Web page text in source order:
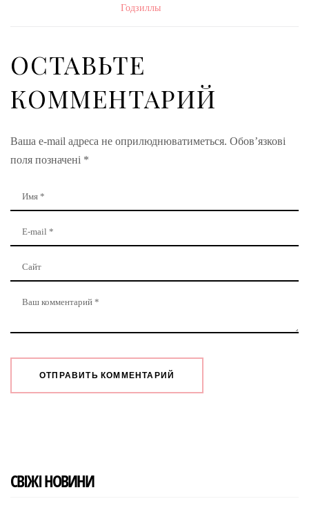
Годзиллы
ОСТАВЬТЕ
КОММЕНТАРИЙ
Ваша e-mail адреса не оприлюднюватиметься. Обов’язкові
поля позначені *
СВІЖІ НОВИНИ